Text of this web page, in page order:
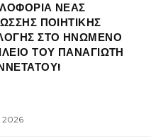
ΝΕΑΣ
ΠΟΙΗΤΙΚΗΣ
ΣΤΟ ΗΝΩΜΕΝΟ
ΤΟΥ ΠΑΝΑΓΙΩΤΗ
2026